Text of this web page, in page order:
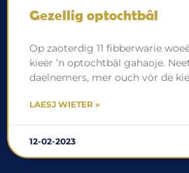
Gezellig optochtbâl
Op zaoterdig 11 fibberwarie
kieër ’n optochtbâl gahaoje.
daelnemers, mer ouch vör de
LAESJ WIETER »
12-02-2023